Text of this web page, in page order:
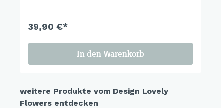
für die Ewigkeit. Eine Ode an die Freude.
39,90 €*
In den Warenkorb
weitere Produkte vom Design Lovely
Flowers entdecken